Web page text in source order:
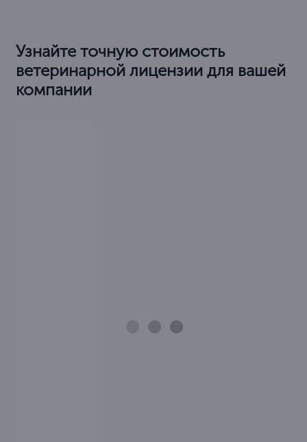
Узнайте точную стоимость
ветеринарной лицензии для вашей
компании